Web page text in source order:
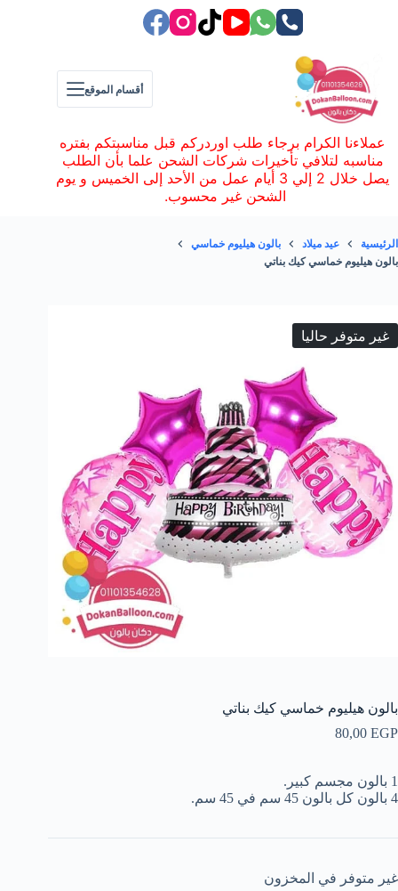
أقسام الموقع
عملاءنا الكرام برجاء طلب اوردركم قبل مناسبتكم بفتره
مناسبه لتلافي تأخيرات شركات الشحن علما بأن الطلب
يصل خلال 2 إلي 3 أيام عمل من الأحد إلى الخميس و يوم
الشحن غير محسوب.
الرئيسية عيد ميلاد
بالون هيليوم خماسي
بالون هيليوم خماسي كيك بناتي
غير متوفر حاليا
بالون هيليوم خماسي كيك بناتي
80,00 EGP
1 بالون مجسم كبير.
4 بالون كل بالون 45 سم في 45 سم.
غير متوفر في المخزون